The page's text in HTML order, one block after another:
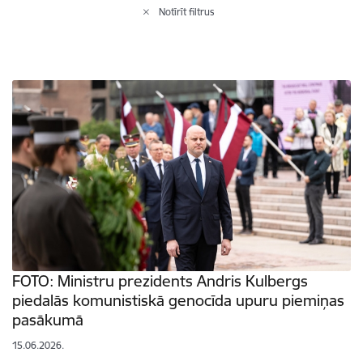
Notīrīt filtrus
FOTO: Ministru prezidents Andris Kulbergs
piedalās komunistiskā genocīda upuru piemiņas
pasākumā
15.06.2026.